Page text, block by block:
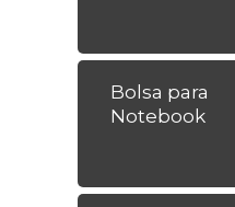
Bolsa para
Notebook